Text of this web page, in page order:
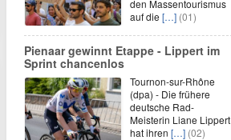
den Massentourismus
auf die […] (01)
Pienaar gewinnt Etappe - Lippert im
Sprint chancenlos
Tournon-sur-Rhône
(dpa) - Die frühere
deutsche Rad-
Meisterin Liane Lippert
hat ihren […] (02)